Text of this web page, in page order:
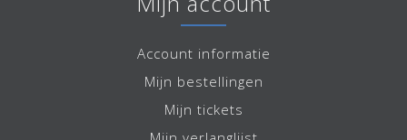
Account informatie
Mijn bestellingen
Mijn tickets